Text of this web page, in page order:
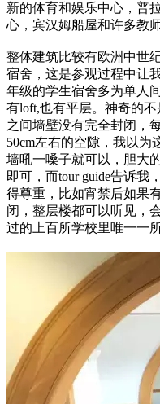
新的体育和娱乐中心，普
心，宾汉姆船屋和许多教师
整体建筑比较有欧洲中世
宿舍，这是参观过程中让
年级的学生宿舍多为单人
有loft,也有平层。神奇的
之间墙壁没有完全封闭，
50cm左右的空隙，我以为
墙吼一嗓子就可以，胆大
即可，而tour guide告诉我
得尊重，比如宵禁后如果
闭，整层楼都可以听见，
过的上百所学校里唯一一